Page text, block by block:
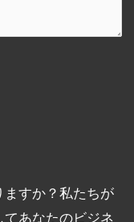
すか？私たちが
あなたのビジネ